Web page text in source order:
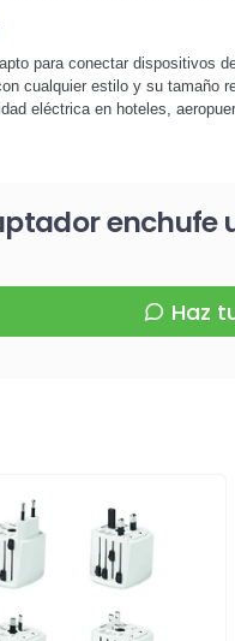
para conectar dispositivos
cualquier estilo y su
eléctrica en hoteles,
Haz